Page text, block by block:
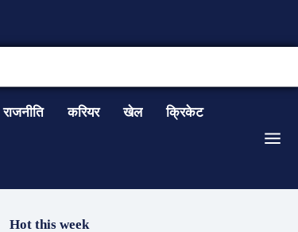
राजनीति करियर खेल क्रिकेट
Hot this week